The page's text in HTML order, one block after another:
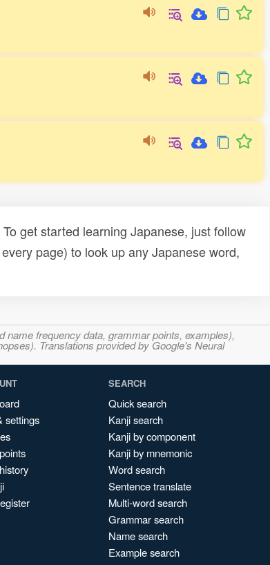
get started learning Japanese, just follow
page) to look up any Japanese word,
frequency data, grammar points, examples),
Translations provided by Google's Neural
settings
SEARCH
Quick search
Kanji search
Kanji by component
Kanji by mnemonic
Word search
Sentence translate
Multi-word search
Grammar search
Name search
Example search